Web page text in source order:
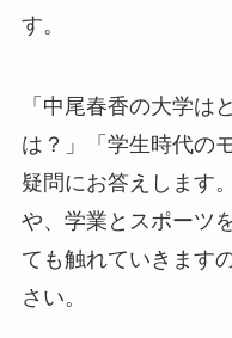
す。
「中尾春香の大学は
は？」「学生時代の
疑問にお答えします
や、学業とスポーツ
ても触れていきます
さい。